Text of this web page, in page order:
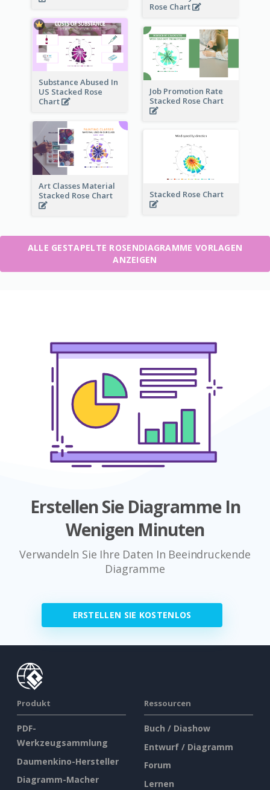
Rose Chart
Substance Abused In
US Stacked Rose
Chart
Job Promotion Rate
Stacked Rose Chart
Art Classes Material
Stacked Rose Chart
Stacked Rose Chart
ALLE GESTAPELTE ROSENDIAGRAMME VORLAGEN
ANZEIGEN
Erstellen Sie Diagramme In
Wenigen Minuten
Verwandeln Sie Ihre Daten In Beeindruckende
Diagramme
ERSTELLEN SIE KOSTENLOS
Produkt
PDF-
Werkzeugsammlung
Daumenkino-Hersteller
Diagramm-Macher
Ressourcen
Buch / Diashow
Entwurf / Diagramm
Forum
Lernen